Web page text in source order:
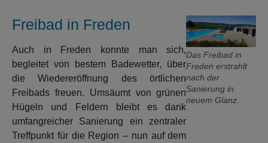
Das Freibad in
Freden erstrahlt
nach der
Sanierung in
neuem Glanz.
Freibad in Freden
Auch in Freden konnte man sich,
begleitet von bestem Badewetter, über
die Wiedereröffnung des örtlichen
Freibads freuen. Umsäumt von grünen
Hügeln und Feldern bleibt es dank
umfangreicher Sanierung ein zentraler
Treffpunkt für die Region – nun auf dem